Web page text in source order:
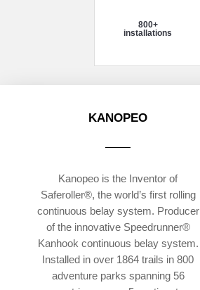
800+
installations
KANOPEO
Kanopeo is the Inventor of
Saferoller®, the world’s first rolling
continuous belay system. Producer
of the innovative Speedrunner®
Kanhook continuous belay system.
Installed in over 1864 trails in 800
adventure parks spanning 56